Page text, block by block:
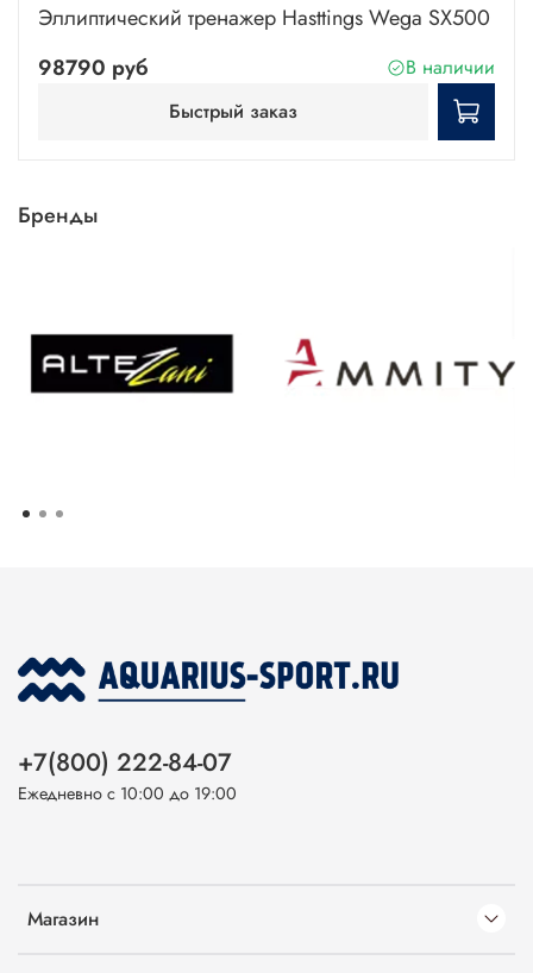
Эллиптический тренажер Hasttings Wega SX500
98790 руб
В наличии
Быстрый заказ
Бренды
Магазин
+7(800) 222-84-07
Ежедневно с 10:00 до 19:00